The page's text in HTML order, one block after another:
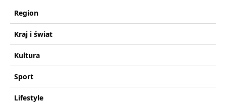
Region
Kraj i świat
Kultura
Sport
Lifestyle